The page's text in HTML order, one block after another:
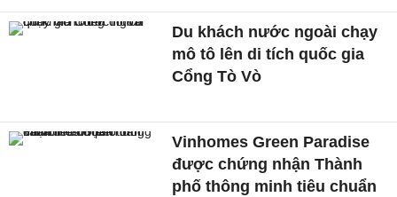
Du khách nước ngoài chạy
mô tô lên di tích quốc gia
Cổng Tò Vò
Vinhomes Green Paradise
được chứng nhận Thành
phố thông minh tiêu chuẩn